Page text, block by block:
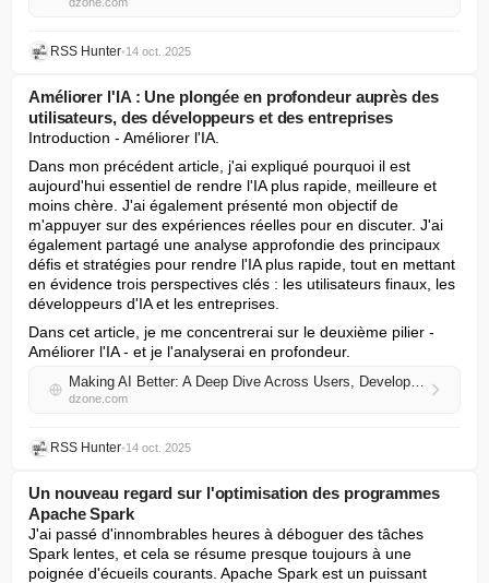
RSS Hunter•14 oct. 2025
Améliorer l'IA : Une plongée en profondeur auprès des
utilisateurs, des développeurs et des entreprises
Introduction - Améliorer l'IA.
Dans mon précédent article, j'ai expliqué pourquoi il est
aujourd'hui essentiel de rendre l'IA plus rapide, meilleure et
moins chère. J'ai également présenté mon objectif de
m'appuyer sur des expériences réelles pour en discuter. J'ai
également partagé une analyse approfondie des principaux
défis et stratégies pour rendre l'IA plus rapide, tout en mettant
en évidence trois perspectives clés : les utilisateurs finaux, les
développeurs d'IA et les entreprises.
Dans cet article, je me concentrerai sur le deuxième pilier -
Améliorer l'IA - et je l'analyserai en profondeur.
Making AI Better: A Deep Dive Across Users, Developers, and Businesses
dzone.com
RSS Hunter•14 oct. 2025
Un nouveau regard sur l'optimisation des programmes
Apache Spark
J'ai passé d'innombrables heures à déboguer des tâches
Spark lentes, et cela se résume presque toujours à une
poignée d'écueils courants. Apache Spark est un puissant